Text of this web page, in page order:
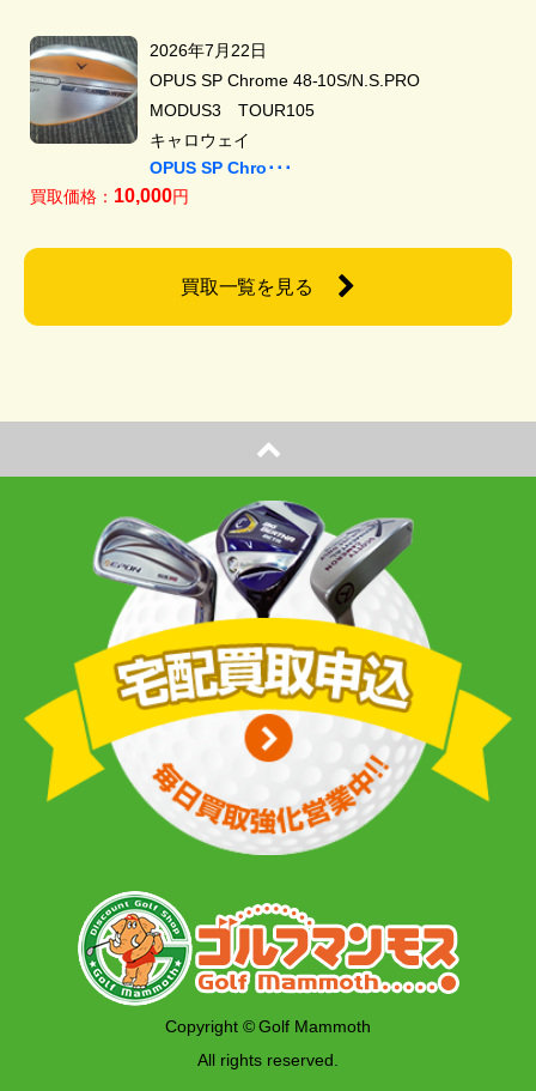
2026年7月22日
OPUS SP Chrome 48-10S/N.S.PRO
MODUS3 TOUR105
キャロウェイ
OPUS SP Chro･･･
買取価格： 10,000円
買取一覧を見る
Copyright © Golf Mammoth
All rights reserved.